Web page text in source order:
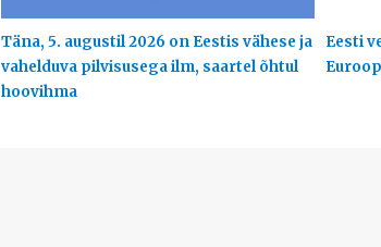
Täna, 5. augustil 2026 on Eestis vähese ja
vahelduva pilvisusega ilm, saartel õhtul
hoovihma
Eesti